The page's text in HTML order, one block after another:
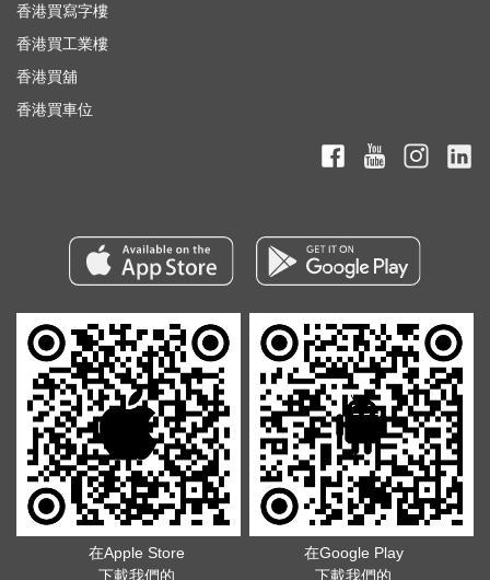
香港買寫字樓
香港買工業樓
香港買舖
香港買車位
在Apple Store
下載我們的
在Google Play
下載我們的